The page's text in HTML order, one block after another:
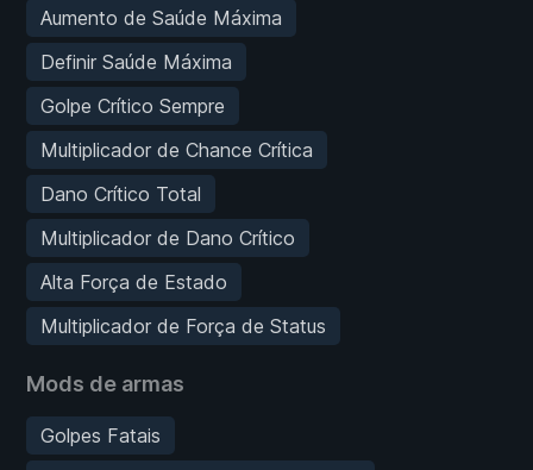
Aumento de Saúde Máxima
Definir Saúde Máxima
Golpe Crítico Sempre
Multiplicador de Chance Crítica
Dano Crítico Total
Multiplicador de Dano Crítico
Alta Força de Estado
Multiplicador de Força de Status
Mods de armas
Golpes Fatais